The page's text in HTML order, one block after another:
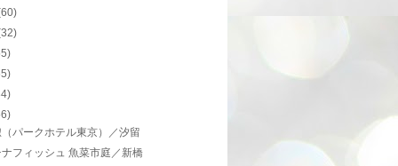
パークホテル東京）／汐留
フィッシュ 魚菜市庭／新橋